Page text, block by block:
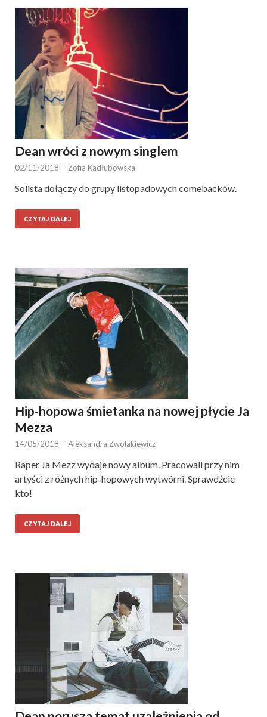
Dean wróci z nowym singlem
02/11/2018 - Zofia Kadłubowska
Solista dołączy do grupy listopadowych comebacków.
CZYTAJ DALEJ
Hip-hopowa śmietanka na nowej płycie Ja
Mezza
14/05/2018 - Aleksandra Zwolakiewicz
Raper Ja Mezz wydaje nowy album. Pracowali przy nim
artyści z różnych hip-hopowych wytwórni. Sprawdźcie
kto!
CZYTAJ DALEJ